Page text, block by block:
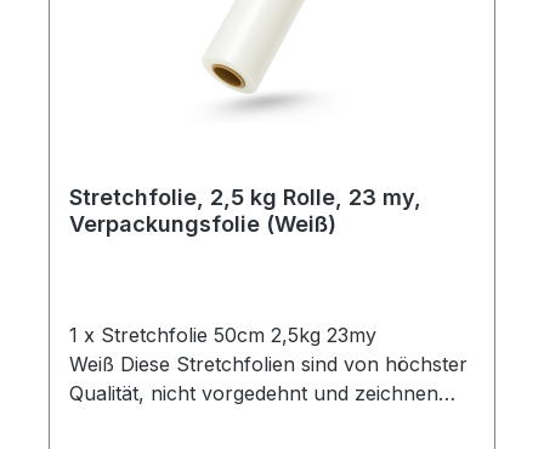
Stretchfolie, 2,5 kg Rolle, 23 my,
Verpackungsfolie (Weiß)
1 x Stretchfolie 50cm 2,5kg 23my
Weiß Diese Stretchfolien sind von höchster
Qualität, nicht vorgedehnt und zeichnen